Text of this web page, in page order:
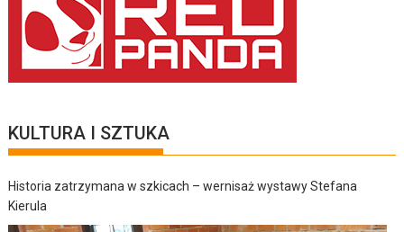
KULTURA I SZTUKA
Historia zatrzymana w szkicach – wernisaż wystawy Stefana
Kierula